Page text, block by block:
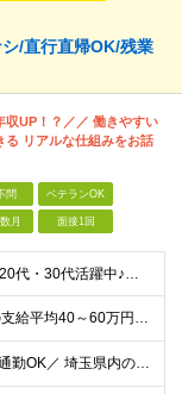
/直行直帰OK/残業
収UP！？／／ 働きやすい
る リアルな仕組みをお話
問 ベテランOK
月 面接1回
【未経験・第二新卒歓迎！20代・30代活躍中♪】 ●学歴不問 ●普通自動車免許（AT限定可）をお持ちの方 ――こんな人にぴったり！ ★ストレスフリーな環境で、仕事終わりの時間も思い切り充実させたい！
★賞与は年3回！（1回目の支給平均40～60万円！） ★1年で前職から300万円UPの実績多数！ ★各種手当あり ・通勤手当（全額支給） ・役職手当 ・資格手当 ・出産手当（3万円支給） 【週休2日
＼大宮駅徒歩9分★マイカ-通勤OK／ 埼玉県内の各現場（お客様宅）への直行直帰が基本です！ 満員電車のストレスから完全に解放されます！ 【本社】埼玉県さいたま市中央区上落合8-15-3 三進ビル 2